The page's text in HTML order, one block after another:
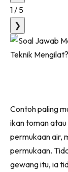
1 / 5
❯
Contoh paling
ikan toman
permukaan air,
permukaan.
gewang itu, ia